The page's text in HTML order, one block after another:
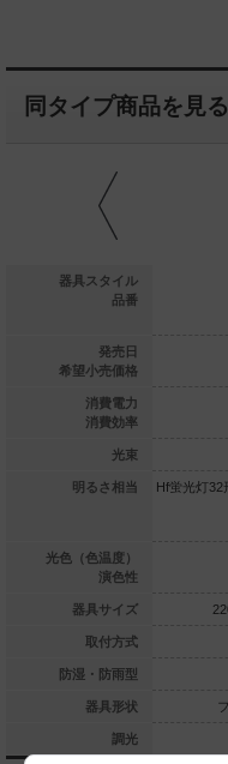
同タイプ商品を見る
器具スタイル
品番
発売日
希望小売価格
消費電力
消費効率
光束
明るさ相当
光色（色温度）
演色性
器具サイズ
取付方式
防湿・防雨型
器具形状
調光
ベースライト
円(税抜)
20.9
129.6
形2灯器具
白色（4000K）
（埋込穴）
天井埋込型
対応なし
コンフォート
Hf蛍光灯32